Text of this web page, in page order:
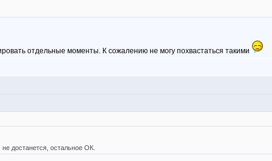
отдельные моменты. К сожалению не могу похвастаться такими
достанется, остальное ОК.